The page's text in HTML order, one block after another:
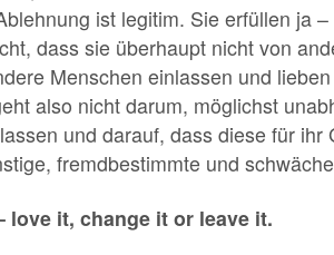
ist legitim. Sie erfüllen ja
dass sie überhaupt nicht von
Menschen einlassen und
also nicht darum, möglichst
und darauf, dass diese für
fremdbestimmte und
love it, change it or leave it.